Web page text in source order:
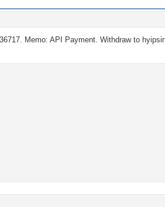
Memo: API Payment. Withdraw to